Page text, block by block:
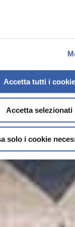
Accetta tutti i cookie
Accetta selezionati
solo i cookie